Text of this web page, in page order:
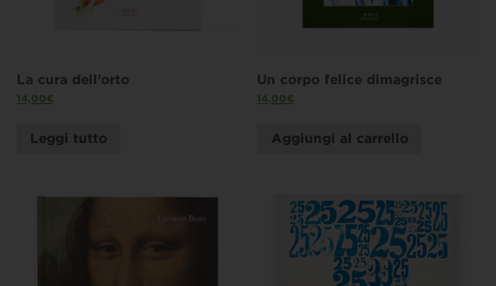
La cura dell’orto
14,00€
Leggi tutto
Un corpo felice dimagrisce
14,00€
Aggiungi al carrello